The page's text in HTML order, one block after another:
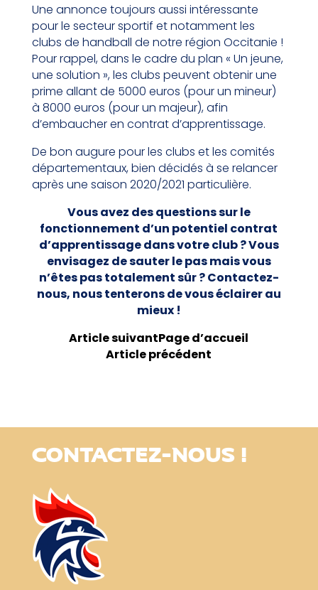
Une annonce toujours aussi intéressante
pour le secteur sportif et notamment les
clubs de handball de notre région Occitanie !
Pour rappel, dans le cadre du plan « Un jeune,
une solution », les clubs peuvent obtenir une
prime allant de 5000 euros (pour un mineur)
à 8000 euros (pour un majeur), afin
d’embaucher en contrat d’apprentissage.
De bon augure pour les clubs et les comités
départementaux, bien décidés à se relancer
après une saison 2020/2021 particulière.
Vous avez des questions sur le
fonctionnement d’un potentiel contrat
d’apprentissage dans votre club ? Vous
envisagez de sauter le pas mais vous
n’êtes pas totalement sûr ? Contactez-
nous, nous tenterons de vous éclairer au
mieux !
Article suivantPage d’accueil
Article précédent
CONTACTEZ-NOUS !